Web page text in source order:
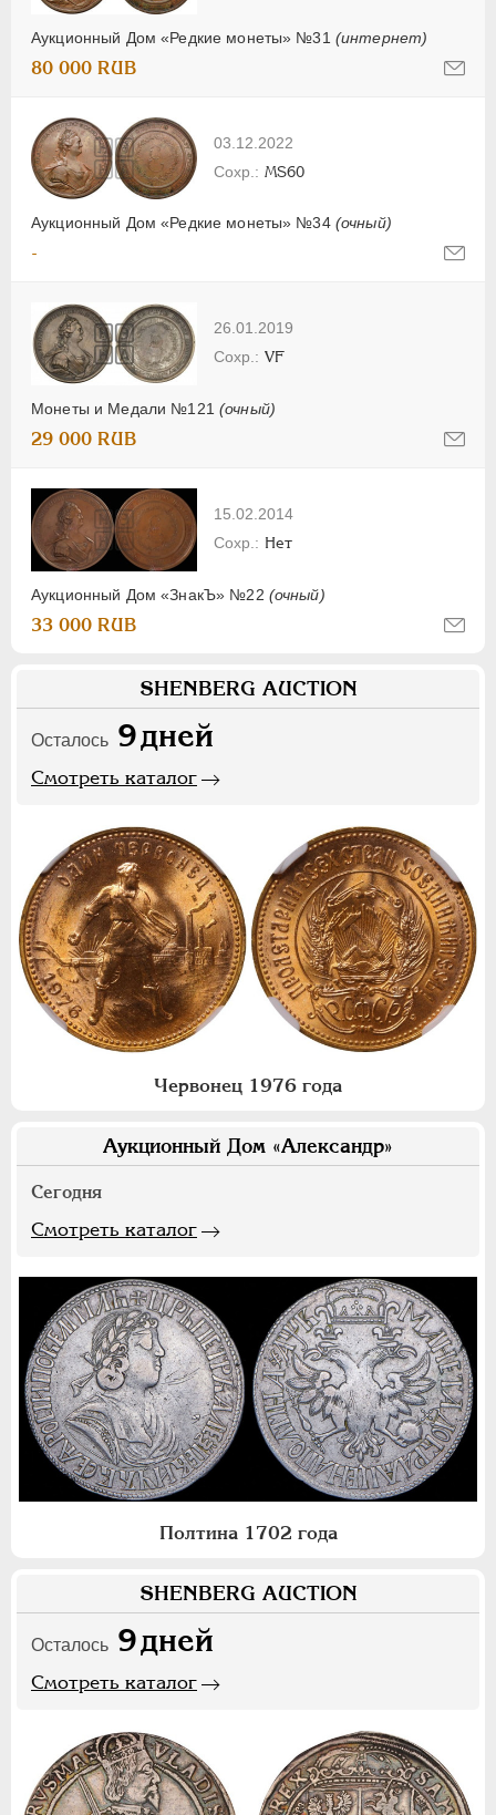
Аукционный Дом «Редкие монеты» №31 (интернет)
80 000 RUB
03.12.2022
Аукционный Дом «Редкие монеты» №34 (очный)
MS60
-
26.01.2019
Монеты и Медали №121 (очный)
VF
29 000 RUB
15.02.2014
Аукционный Дом «ЗнакЪ» №22 (очный)
Нет
33 000 RUB
SHENBERG AUCTION
Осталось 9дней
Смотреть каталог
Червонец 1976 года
Аукционный Дом «Александр»
Сегодня
Смотреть каталог
Полтина 1702 года
SHENBERG AUCTION
Осталось 9дней
Смотреть каталог